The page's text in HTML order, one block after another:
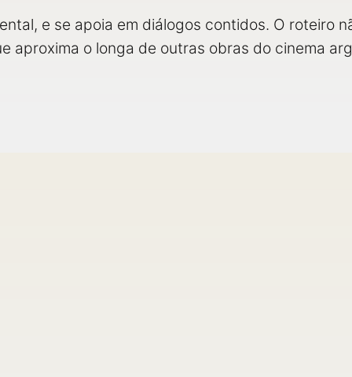
e se apoia em diálogos contidos. O roteiro
aproxima o longa de outras obras do cinema